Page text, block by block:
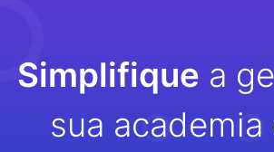
Simplifique a
sua academia